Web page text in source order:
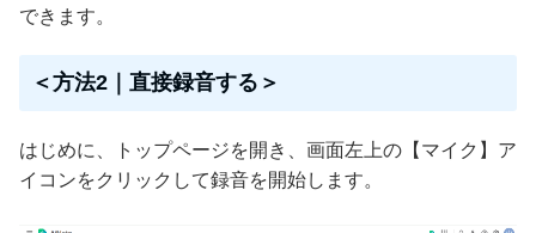
できます。
＜方法2｜直接録音する＞
はじめに、トップページを開き、画面左上の【マイク】ア
イコンをクリックして録音を開始します。